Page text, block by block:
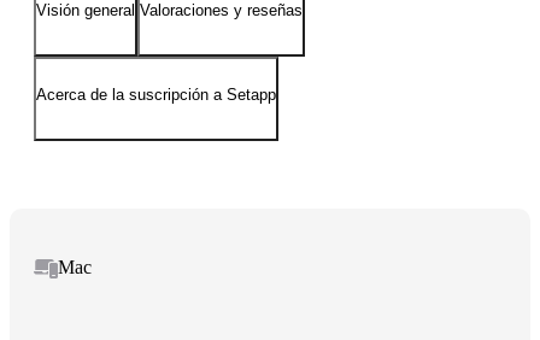
Visión general Valoraciones y reseñas
Acerca de la suscripción a Setapp
Mac